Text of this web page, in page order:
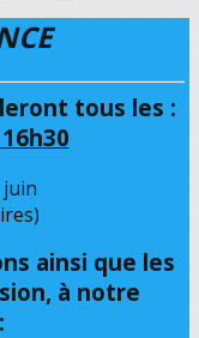
tous les :
juin
ainsi que les
à notre